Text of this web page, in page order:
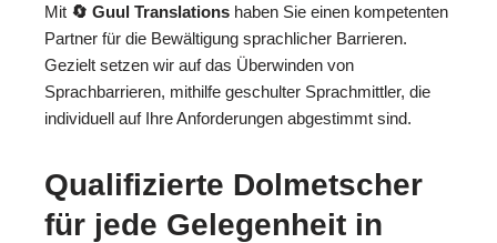
Mit 🔄 Guul Translations haben Sie einen kompetenten
Partner für die Bewältigung sprachlicher Barrieren.
Gezielt setzen wir auf das Überwinden von
Sprachbarrieren, mithilfe geschulter Sprachmittler, die
individuell auf Ihre Anforderungen abgestimmt sind.
Qualifizierte Dolmetscher
für jede Gelegenheit in